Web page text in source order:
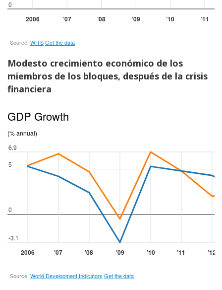
Modesto crecimiento económico de los
miembros de los bloques, después de la crisis
financiera